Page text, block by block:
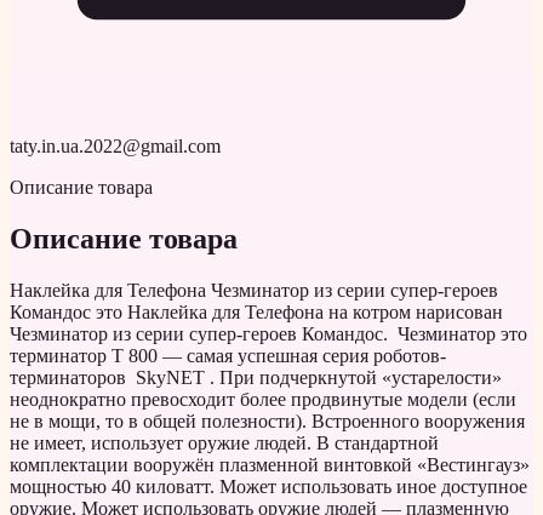
taty.in.ua.2022@gmail.com
Описание товара
Описание товара
Наклейка для Телефона Чезминатор из серии супер-героев
Командос это Наклейка для Телефона на котром нарисован
Чезминатор из серии супер-героев Командос. Чезминатор это
терминатор T 800 — самая успешная серия роботов-
терминаторов SkyNET . При подчеркнутой «устарелости»
неоднократно превосходит более продвинутые модели (если
не в мощи, то в общей полезности). Встроенного вооружения
не имеет, использует оружие людей. В стандартной
комплектации вооружён плазменной винтовкой «Вестингауз»
мощностью 40 киловатт. Может использовать иное доступное
оружие. Может использовать оружие людей — плазменную